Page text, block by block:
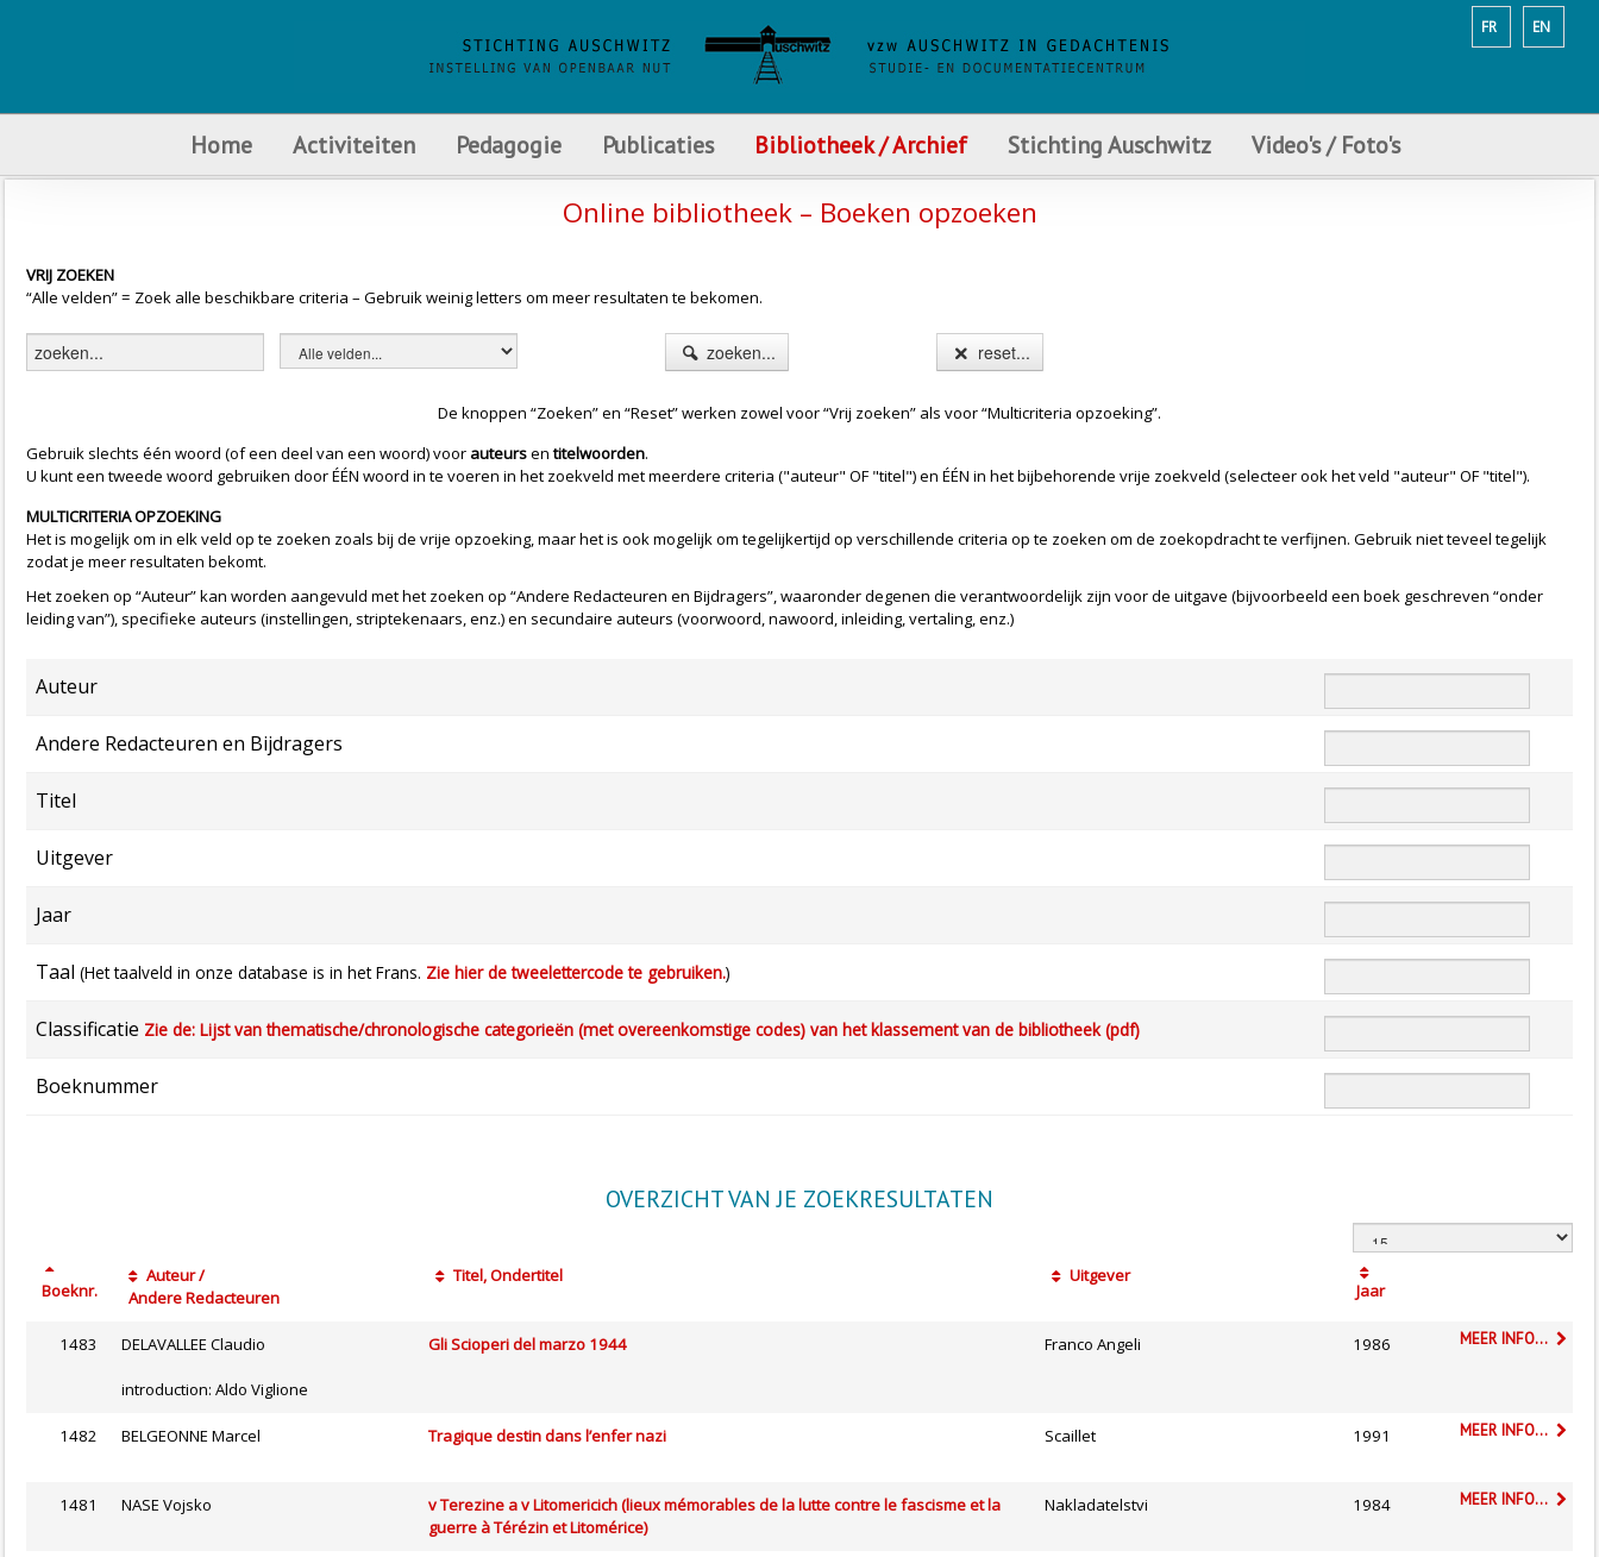
EN
FR
Home Activiteiten Pedagogie Publicaties Bibliotheek / Archief Stichting Auschwitz Video's / Foto's
Online bibliotheek – Boeken opzoeken
VRIJ ZOEKEN
“Alle velden” = Zoek alle beschikbare criteria – Gebruik weinig letters om meer resultaten te bekomen.
zoeken... reset...
De knoppen “Zoeken” en “Reset” werken zowel voor “Vrij zoeken” als voor “Multicriteria opzoeking”.
Gebruik slechts één woord (of een deel van een woord) voor auteursentitelwoorden.
U kunt een tweede woord gebruiken door ÉÉN woord in te voeren in het zoekveld met meerdere criteria ("auteur" OF "titel") en ÉÉN in het bijbehorende vrije zoekveld (selecteer ook het veld "auteur" OF "titel").
MULTICRITERIA OPZOEKING
Het is mogelijk om in elk veld op te zoeken zoals bij de vrije opzoeking, maar het is ook mogelijk om tegelijkertijd op verschillende criteria op te zoeken om de zoekopdracht te verfijnen. Gebruik niet teveel tegelijk
zodat je meer resultaten bekomt.
Het zoeken op “Auteur” kan worden aangevuld met het zoeken op “Andere Redacteuren en Bijdragers”, waaronder degenen die verantwoordelijk zijn voor de uitgave (bijvoorbeeld een boek geschreven “onder
leiding van”), specifieke auteurs (instellingen, striptekenaars, enz.) en secundaire auteurs (voorwoord, nawoord, inleiding, vertaling, enz.)
Auteur
Andere Redacteuren en Bijdragers
Titel
Uitgever
Jaar
Taal (Het taalveld in onze database is in het Frans. Zie hier de tweelettercode te gebruiken.)
Classificatie Zie de: Lijst van thematische/chronologische categorieën (met overeenkomstige codes) van het klassement van de bibliotheek (pdf)
Boeknummer
OVERZICHT VAN JE ZOEKRESULTATEN
Boeknr.
Auteur /
Andere Redacteuren
Titel, Ondertitel Uitgever
Jaar
1483 DELAVALLEE Claudio
introduction: Aldo Viglione
Gli Scioperi del marzo 1944 Franco Angeli 1986 MEER INFO...
1482 BELGEONNE Marcel Tragique destin dans l’enfer nazi Scaillet 1991 MEER INFO...
1481 NASE Vojsko
v Terezine a v Litomericich (lieux mémorables de la lutte contre le fascisme et la
guerre à Térézin et Litomérice)
Nakladatelstvi 1984 MEER INFO...